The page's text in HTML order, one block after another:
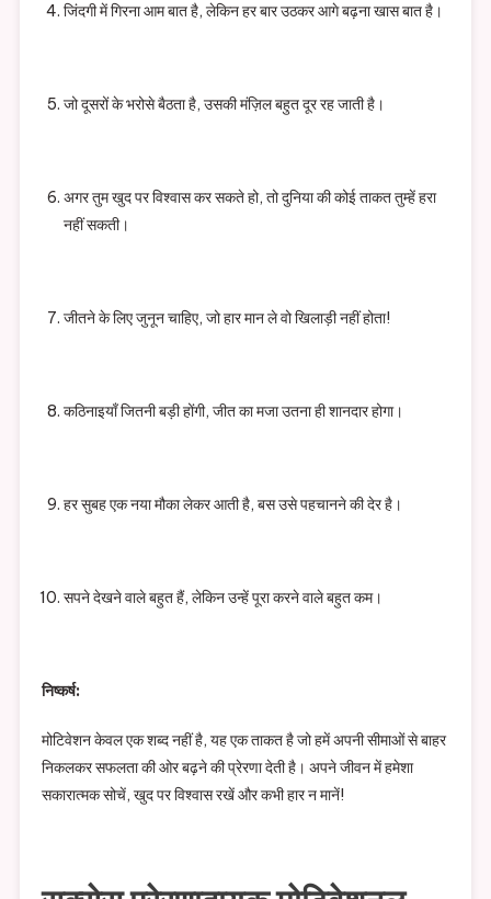
जिंदगी में गिरना आम बात है, लेकिन हर बार उठकर आगे बढ़ना खास बात है।
जो दूसरों के भरोसे बैठता है, उसकी मंज़िल बहुत दूर रह जाती है।
अगर तुम खुद पर विश्वास कर सकते हो, तो दुनिया की कोई ताकत तुम्हें हरा
नहीं सकती।
जीतने के लिए जुनून चाहिए, जो हार मान ले वो खिलाड़ी नहीं होता!
कठिनाइयाँ जितनी बड़ी होंगी, जीत का मजा उतना ही शानदार होगा।
हर सुबह एक नया मौका लेकर आती है, बस उसे पहचानने की देर है।
सपने देखने वाले बहुत हैं, लेकिन उन्हें पूरा करने वाले बहुत कम।
निष्कर्ष:
मोटिवेशन केवल एक शब्द नहीं है, यह एक ताकत है जो हमें अपनी सीमाओं से बाहर
निकलकर सफलता की ओर बढ़ने की प्रेरणा देती है। अपने जीवन में हमेशा
सकारात्मक सोचें, खुद पर विश्वास रखें और कभी हार न मानें!